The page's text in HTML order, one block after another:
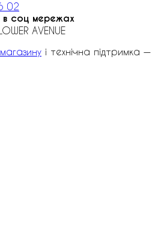
02
в соц мережах
AVENUE
і технічна підтримка —